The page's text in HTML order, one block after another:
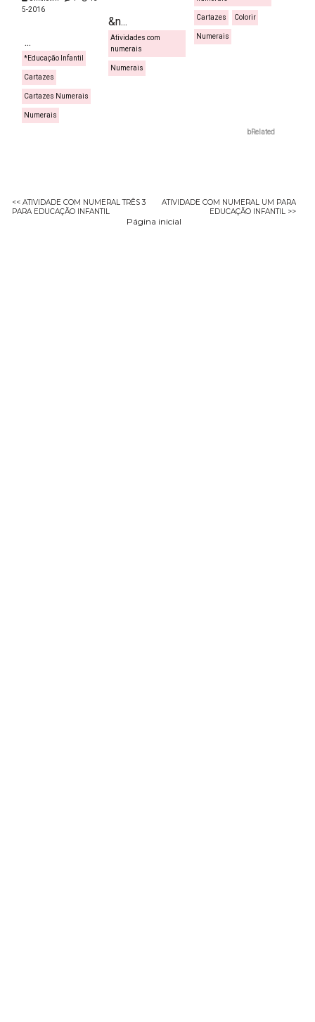
5-2016
...
*Educação Infantil
Cartazes
Cartazes Numerais
Numerais
&n...
Atividades com
numerais
Numerais
Cartazes Colorir
Numerais
bRelated
<< ATIVIDADE COM NUMERAL TRÊS 3
PARA EDUCAÇÃO INFANTIL
ATIVIDADE COM NUMERAL UM PARA
EDUCAÇÃO INFANTIL >>
Página inicial